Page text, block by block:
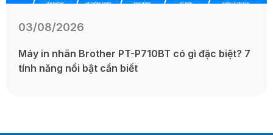
Máy in nhãn Brother PT-P710BT có gì đặc biệt? 7
tính năng nổi bật cần biết
03/08/2026